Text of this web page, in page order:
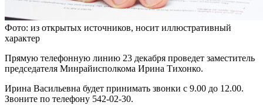
Фото: из открытых источников, носит иллюстративный
характер
Прямую телефонную линию 23 декабря проведет заместитель
председателя Минрайисполкома Ирина Тихонко.
Ирина Васильевна будет принимать звонки с 9.00 до 12.00.
Звоните по телефону 542-02-30.